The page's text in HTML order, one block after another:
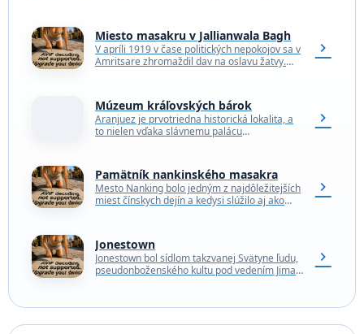
Miesto masakru v Jallianwala Bagh
V apríli 1919 v čase politických nepokojov sa v
Amritsare zhromaždil dav na oslavu žatvy.
chevron_right
Múzeum kráľovských bárok
Aranjuez je prvotriedna historická lokalita, a
to nielen vďaka slávnemu palácu
chevron_right
Pamätník nankinského masakra
Mesto Nanking bolo jedným z najdôležitejších
miest čínskych dejín a kedysi slúžilo aj ako
chevron_right
Jonestown
Jonestown bol sídlom takzvanej Svätyne ľudu,
pseudonboženského kultu pod vedením Jima
chevron_right